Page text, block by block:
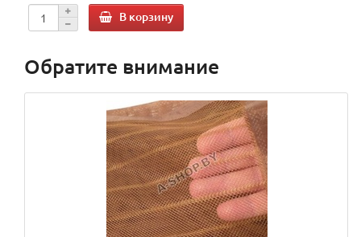
В корзину
Обратите внимание